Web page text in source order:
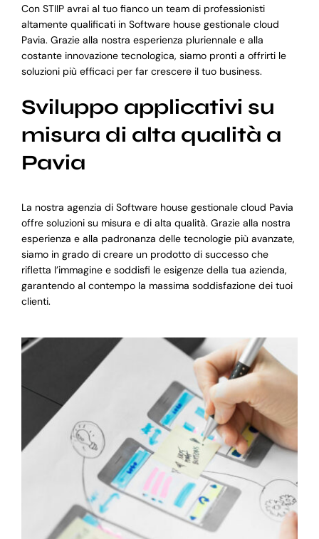
Con STIIP avrai al tuo fianco un team di professionisti
altamente qualificati in Software house gestionale cloud
Pavia. Grazie alla nostra esperienza pluriennale e alla
costante innovazione tecnologica, siamo pronti a offrirti le
soluzioni più efficaci per far crescere il tuo business.
Sviluppo applicativi su
misura di alta qualità a
Pavia
La nostra agenzia di Software house gestionale cloud Pavia
offre soluzioni su misura e di alta qualità. Grazie alla nostra
esperienza e alla padronanza delle tecnologie più avanzate,
siamo in grado di creare un prodotto di successo che
rifletta l’immagine e soddisfi le esigenze della tua azienda,
garantendo al contempo la massima soddisfazione dei tuoi
clienti.